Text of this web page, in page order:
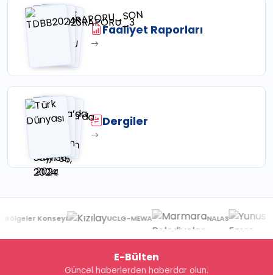
Faaliyet Raporları
Dergiler
Konseyi UCLG-MEWA NALAS
E-Bülten
Güncel haberlerden haberdar olun.